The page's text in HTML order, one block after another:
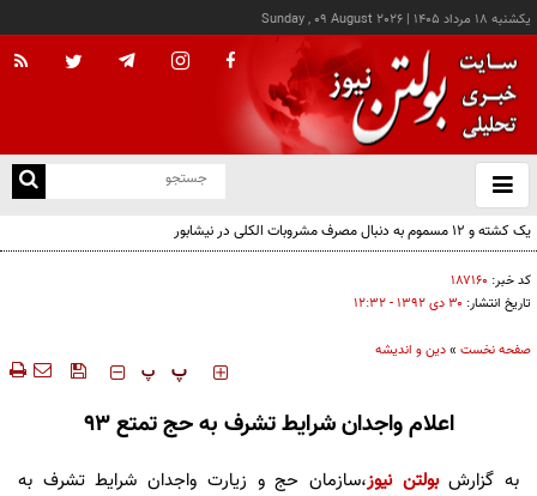
يکشنبه ۱۸ مرداد ۱۴۰۵ |
Sunday , 09 August 2026
باز
و
کد خبر: ۱۸۷۱۶۰
تاریخ انتشار: ۳۰ دی ۱۳۹۲ - ۱۲:۳۲
صفحه نخست »دین و اندیشه
‍‍‍ پ پ
اعلام واجدان شرایط تشرف به حج تمتع ۹۳
به گزارشبولتن نیوز،سازمان حج و زیارت واجدان شرایط تشرف به